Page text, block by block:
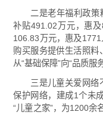
二是老年福利政
补贴491.02万元，惠
106.83万元，惠及
购买服务提供生活照料
从“基础保障”向“品质服
三是儿童关爱网络
保护网络，建成1个未
“儿童之家”，为1200余